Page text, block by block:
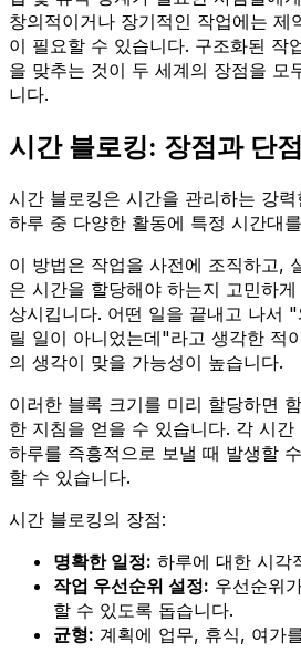
창의적이거나 장기적인 작업에는 제
이 필요할 수 있습니다. 구조화된 작
을 맞추는 것이 두 세계의 장점을 모
니다.
시간 블로킹: 장점과 단점
시간 블로킹은 시간을 관리하는 강
하루 중 다양한 활동에 특정 시간대
이 방법은 작업을 사전에 조직하고,
은 시간을 할당해야 하는지 고민하
상시킵니다. 어떤 일을 끝내고 나서
릴 일이 아니었는데"라고 생각한 적
의 생각이 맞을 가능성이 높습니다.
이러한 블록 크기를 미리 할당하면
한 지침을 얻을 수 있습니다. 각 시
하루를 즉흥적으로 보낼 때 발생할
할 수 있습니다.
시간 블로킹의 장점:
명확한 일정: 하루에 대한 시각
작업 우선순위 설정: 우선순위
할 수 있도록 돕습니다.
균형: 계획에 업무, 휴식, 여가